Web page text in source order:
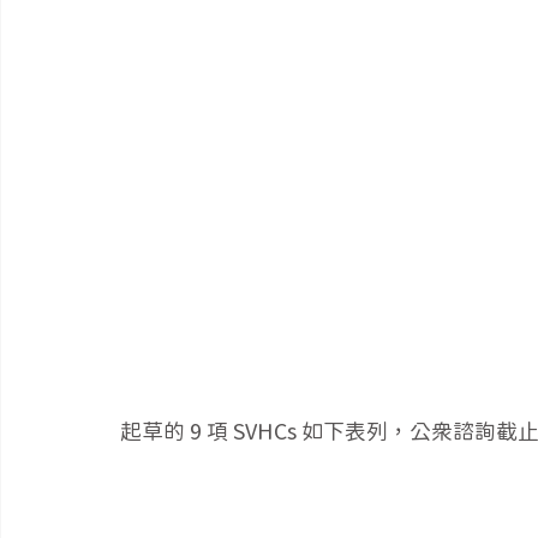
起草的 9 項 SVHCs 如下表列，公眾諮詢截